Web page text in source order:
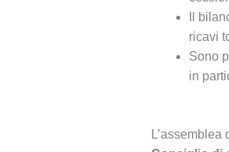
Il
ricavi
Sono
in
L’assemblea